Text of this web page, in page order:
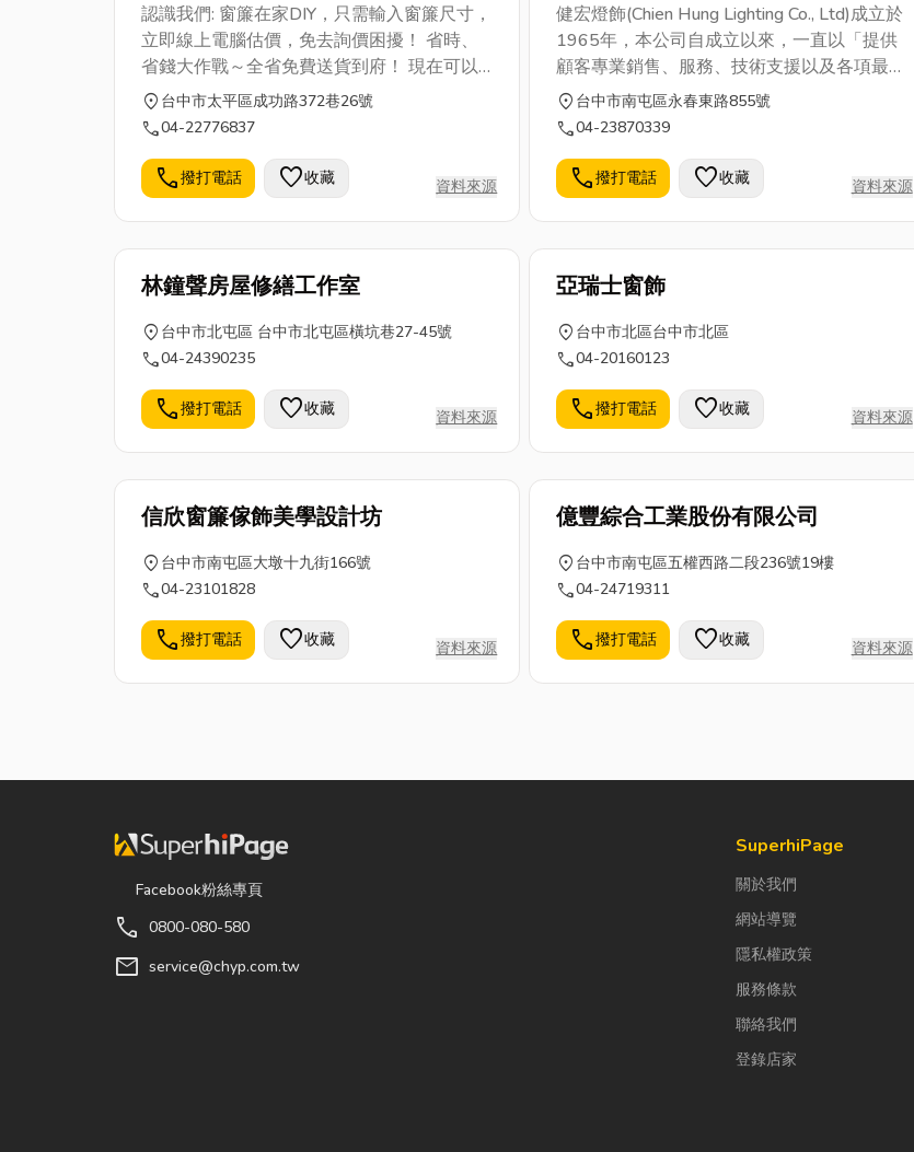
認識我們: 窗簾在家DIY，只需輸入窗簾尺寸，
立即線上電腦估價，免去詢價困擾！ 省時、
省錢大作戰～全省免費送貨到府！ 現在可以
不用出門比價，就可以直接在網路上購買量身
訂做的窗簾， 【裕褣窗簾】提供了線上電腦
估價系統， 消費者只要輸入窗簾的尺寸（寬
度與高度）， 馬上就可以計算價格，免去一
一到窗簾店詢價的困擾， 方便又快速，自己
動手DIY窗簾～美化我們的家吧!!
location_on 台中市太平區成功路372巷26號
call04-22776837
call撥打電話 favorite收藏 資料來源
健宏燈飾(Chien Hung Lighting Co., Ltd)成立於
1965年，本公司自成立以來，一直以「提供
顧客專業銷售、服務、技術支援以及各項最新
訊息」為經營理念，所生產的產品以品質、創
新為理念求新、求變。 本公司絲毫不敢殆忽
由于追求專業技術，並致力於產品之設計、開
發、研究與製造，以求達到盡善盡美為業主與
消費者所滿意。因為堅持品質至上，致使公司
與客戶雙贏的局面。 多年來本著「踏實經
營、專業技術、熱誠服務、品質第一」的信條
推展各項事務，提升企業形象以期達到求好、
求實的完美境界。
location_on 台中市南屯區永春東路855號
call04-23870339
call撥打電話 favorite收藏 資料來源
林鐘聲房屋修繕工作室
location_on 台中市北屯區 台中市北屯區橫坑巷27-45號
call04-24390235
call撥打電話 favorite收藏 資料來源
亞瑞士窗飾
location_on 台中市北區台中市北區
call04-20160123
call撥打電話 favorite收藏 資料來源
信欣窗簾傢飾美學設計坊
location_on 台中市南屯區大墩十九街166號
call04-23101828
call撥打電話 favorite收藏 資料來源
億豐綜合工業股份有限公司
location_on 台中市南屯區五權西路二段236號19樓
call04-24719311
call撥打電話 favorite收藏 資料來源
Facebook粉絲專頁
call 0800-080-580
mail service@chyp.com.tw
SuperhiPage
關於我們
網站導覽
隱私權政策
服務條款
聯絡我們
登錄店家